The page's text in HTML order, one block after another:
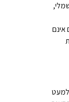
אינם
למעט